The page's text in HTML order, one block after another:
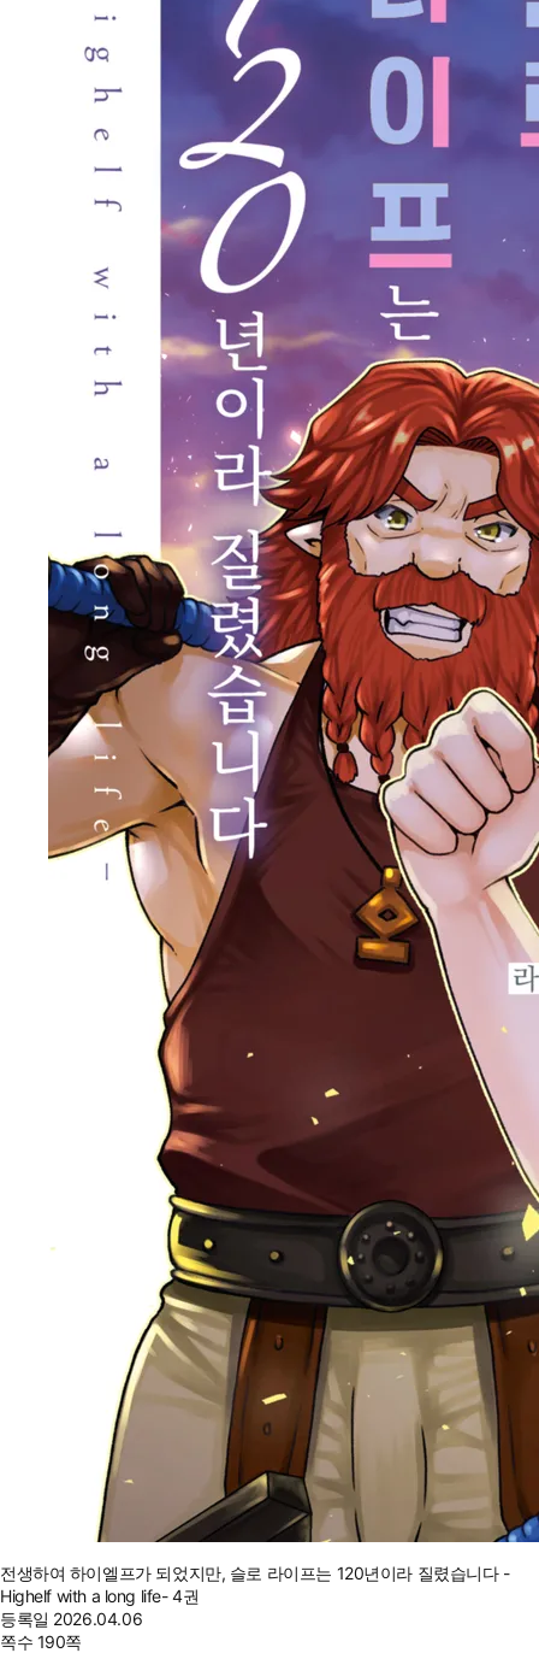
전생하여 하이엘프가 되었지만, 슬로 라이프는 120년이라 질렸습니다 -
Highelf with a long life- 4권
등록일 2026.04.06
쪽수 190쪽